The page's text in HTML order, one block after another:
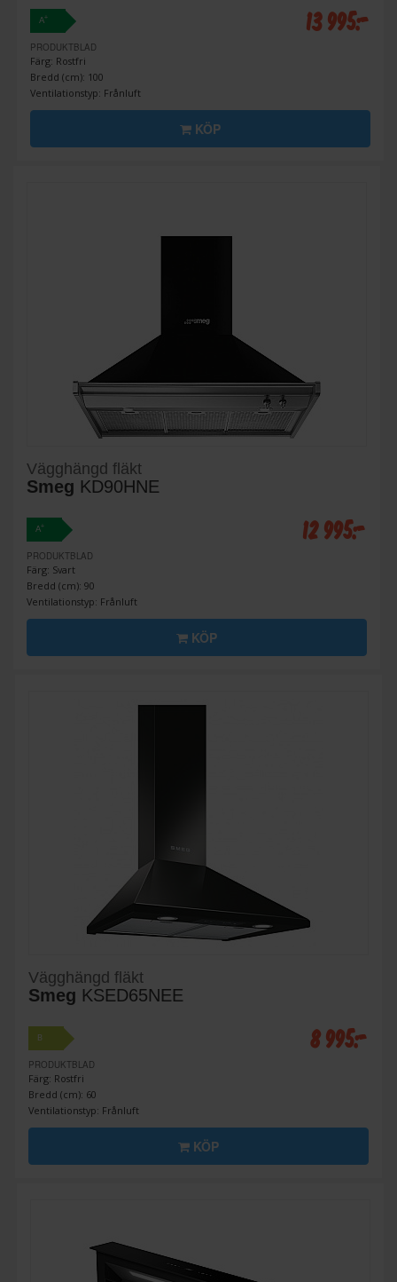
A+
PRODUKTBLAD
Färg: Rostfri
Bredd (cm): 100
Ventilationstyp: Frånluft
13 995:-
KÖP
Vägghängd fläkt
Smeg KD90HNE
A+
PRODUKTBLAD
Färg: Svart
Bredd (cm): 90
Ventilationstyp: Frånluft
12 995:-
KÖP
Vägghängd fläkt
Smeg KSED65NEE
B
PRODUKTBLAD
Färg: Rostfri
Bredd (cm): 60
Ventilationstyp: Frånluft
8 995:-
KÖP